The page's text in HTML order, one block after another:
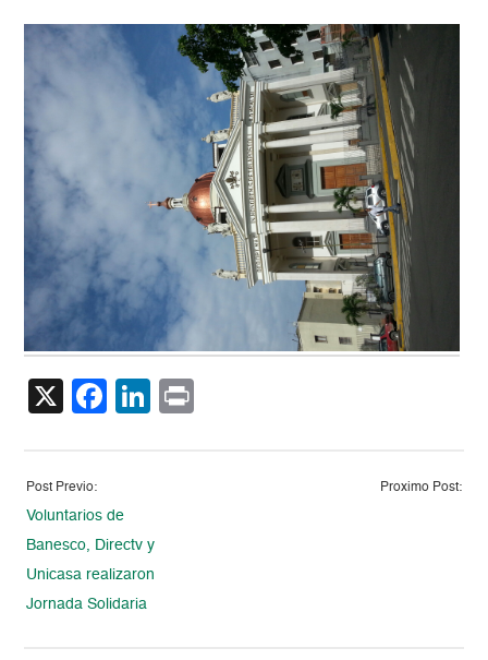
X Facebook
LinkedIn
Post Previo:
Voluntarios de
Banesco, Directv y
Unicasa realizaron
Jornada Solidaria
Proximo Post: